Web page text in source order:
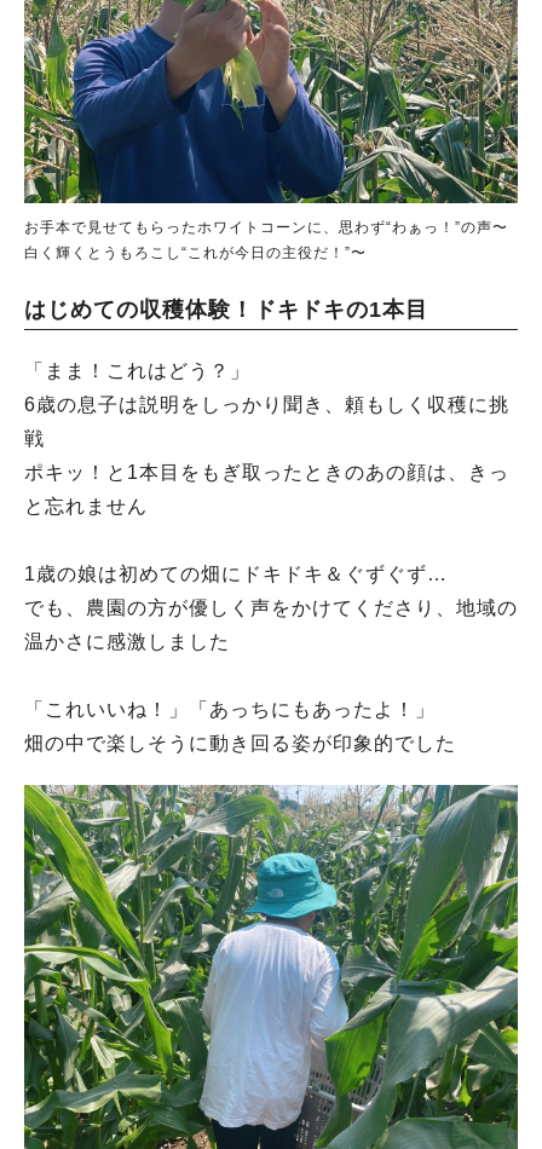
お手本で見せてもらったホワイトコーンに、思わず“わぁっ！”の声〜
白く輝くとうもろこし“これが今日の主役だ！”〜
はじめての収穫体験！ドキドキの1本目
「まま！これはどう？」
6歳の息子は説明をしっかり聞き、頼もしく収穫に挑
戦
ポキッ！と1本目をもぎ取ったときのあの顔は、きっ
と忘れません
1歳の娘は初めての畑にドキドキ＆ぐずぐず…
でも、農園の方が優しく声をかけてくださり、地域の
温かさに感激しました
「これいいね！」「あっちにもあったよ！」
畑の中で楽しそうに動き回る姿が印象的でした